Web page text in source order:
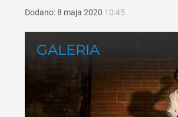
Dodano:8 maja 2020 10:45